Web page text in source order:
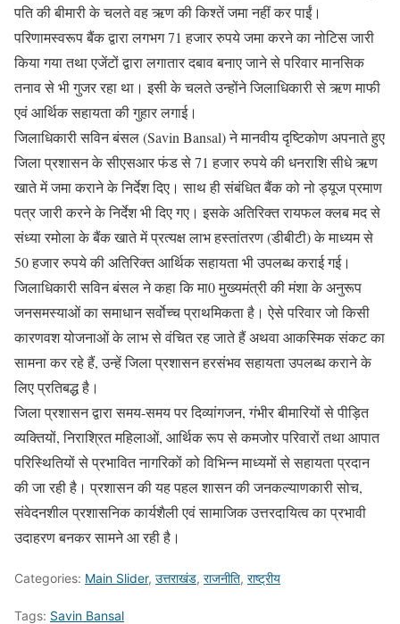
पति की बीमारी के चलते वह ऋण की किश्तें जमा नहीं कर पाईं।
परिणामस्वरूप बैंक द्वारा लगभग 71 हजार रुपये जमा करने का नोटिस जारी
किया गया तथा एजेंटों द्वारा लगातार दबाव बनाए जाने से परिवार मानसिक
तनाव से भी गुजर रहा था। इसी के चलते उन्होंने जिलाधिकारी से ऋण माफी
एवं आर्थिक सहायता की गुहार लगाई।
जिलाधिकारी सविन बंसल (Savin Bansal) ने मानवीय दृष्टिकोण अपनाते हुए
जिला प्रशासन के सीएसआर फंड से 71 हजार रुपये की धनराशि सीधे ऋण
खाते में जमा कराने के निर्देश दिए। साथ ही संबंधित बैंक को नो ड्यूज प्रमाण
पत्र जारी करने के निर्देश भी दिए गए। इसके अतिरिक्त रायफल क्लब मद से
संध्या रमोला के बैंक खाते में प्रत्यक्ष लाभ हस्तांतरण (डीबीटी) के माध्यम से
50 हजार रुपये की अतिरिक्त आर्थिक सहायता भी उपलब्ध कराई गई।
जिलाधिकारी सविन बंसल ने कहा कि मा0 मुख्यमंत्री की मंशा के अनुरूप
जनसमस्याओं का समाधान सर्वाेच्च प्राथमिकता है। ऐसे परिवार जो किसी
कारणवश योजनाओं के लाभ से वंचित रह जाते हैं अथवा आकस्मिक संकट का
सामना कर रहे हैं, उन्हें जिला प्रशासन हरसंभव सहायता उपलब्ध कराने के
लिए प्रतिबद्ध है।
जिला प्रशासन द्वारा समय-समय पर दिव्यांगजन, गंभीर बीमारियों से पीड़ित
व्यक्तियों, निराश्रित महिलाओं, आर्थिक रूप से कमजोर परिवारों तथा आपात
परिस्थितियों से प्रभावित नागरिकों को विभिन्न माध्यमों से सहायता प्रदान
की जा रही है। प्रशासन की यह पहल शासन की जनकल्याणकारी सोच,
संवेदनशील प्रशासनिक कार्यशैली एवं सामाजिक उत्तरदायित्व का प्रभावी
उदाहरण बनकर सामने आ रही है।
Categories: Main Slider, उत्तराखंड, राजनीति, राष्ट्रीय
Tags: Savin Bansal